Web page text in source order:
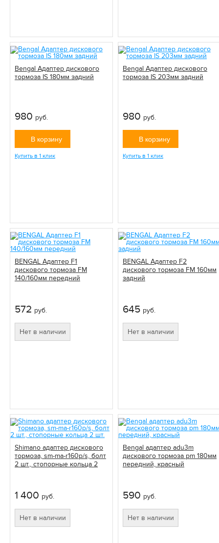
Bengal Адаптер дискового
тормоза IS 180мм задний
980 руб.
В корзину
Купить в 1 клик
Bengal Адаптер дискового
тормоза IS 203мм задний
980 руб.
В корзину
Купить в 1 клик
BENGAL Адаптер F1
дискового тормоза FM
140/160мм передний
572 руб.
Нет в наличии
BENGAL Адаптер F2
дискового тормоза FM 160мм
задний
645 руб.
Нет в наличии
Shimano адаптер дискового
тормоза, sm-ma-r160p/s, болт
2 шт., стопорные кольца 2
1 400 руб.
Нет в наличии
Bengal адаптер adu3m
дискового тормоза pm 180мм
передний, красный
590 руб.
Нет в наличии